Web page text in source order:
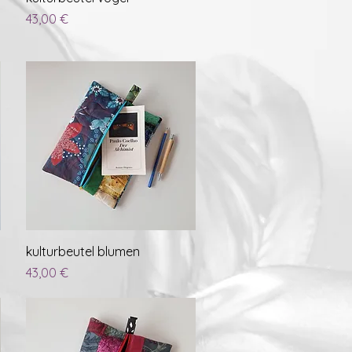
Preis
43,00 €
Schnellansicht
kulturbeutel blumen
Preis
43,00 €